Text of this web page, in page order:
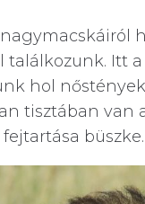
Itt
hol
tisztában van
büszke.